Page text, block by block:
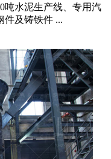
吨水泥生产线、专用汽
件及铸铁件 ...